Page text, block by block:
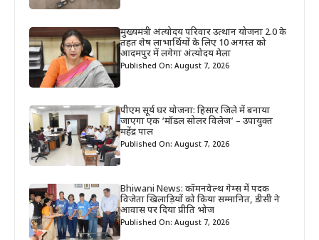
मुख्यमंत्री अंत्योदय परिवार उत्थान योजना 2.0 के
तहत शेष लाभार्थियों के लिए 10 अगस्त को
आदमपुर में लगेगा अंत्योदय मेला
Published On: August 7, 2026
पीएम सूर्य घर योजना: हिसार जिले में बनाया
जाएगा एक ‘मॉडल सोलर विलेज’ – उपायुक्त
महेंद्र पाल
Published On: August 7, 2026
Bhiwani News: कॉमनवेल्थ गेम्स में पदक
विजेता खिलाड़ियों को किया सम्मानित, डीसी ने
आवास पर दिया प्रीति भोज
Published On: August 7, 2026